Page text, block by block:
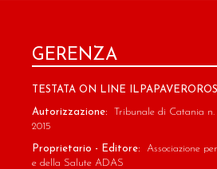
GERENZA
TESTATA ON LINE
Autorizzazione: Tribunale di Catania
2015
Proprietario - Editore: Associazione
e della Salute ADAS